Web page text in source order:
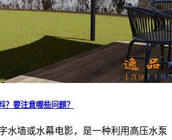
？要注意哪些问题？
水墙或水幕电影，是一种利用高压水泵